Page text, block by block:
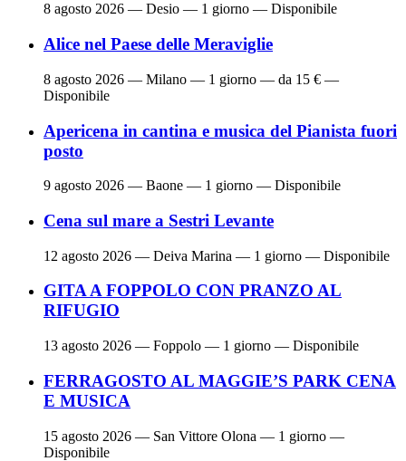
8 agosto 2026 — Desio — 1 giorno — Disponibile
Alice nel Paese delle Meraviglie
8 agosto 2026 — Milano — 1 giorno — da 15 € —
Disponibile
Apericena in cantina e musica del Pianista fuori
posto
9 agosto 2026 — Baone — 1 giorno — Disponibile
Cena sul mare a Sestri Levante
12 agosto 2026 — Deiva Marina — 1 giorno — Disponibile
GITA A FOPPOLO CON PRANZO AL
RIFUGIO
13 agosto 2026 — Foppolo — 1 giorno — Disponibile
FERRAGOSTO AL MAGGIE’S PARK CENA
E MUSICA
15 agosto 2026 — San Vittore Olona — 1 giorno —
Disponibile